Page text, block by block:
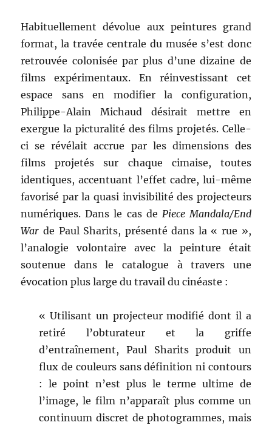
Habituellement dévolue aux peintures grand
format, la travée centrale du musée s’est donc
retrouvée colonisée par plus d’une dizaine de
films expérimentaux. En réinvestissant cet
espace sans en modifier la configuration,
Philippe-Alain Michaud désirait mettre en
exergue la picturalité des films projetés. Celle-
ci se révélait accrue par les dimensions des
films projetés sur chaque cimaise, toutes
identiques, accentuant l’effet cadre, lui-même
favorisé par la quasi invisibilité des projecteurs
numériques. Dans le cas de Piece Mandala/End
War de Paul Sharits, présenté dans la « rue »,
l’analogie volontaire avec la peinture était
soutenue dans le catalogue à travers une
évocation plus large du travail du cinéaste :
« Utilisant un projecteur modifié dont il a
retiré l’obturateur et la griffe
d’entraînement, Paul Sharits produit un
flux de couleurs sans définition ni contours
: le point n’est plus le terme ultime de
l’image, le film n’apparaît plus comme un
continuum discret de photogrammes, mais